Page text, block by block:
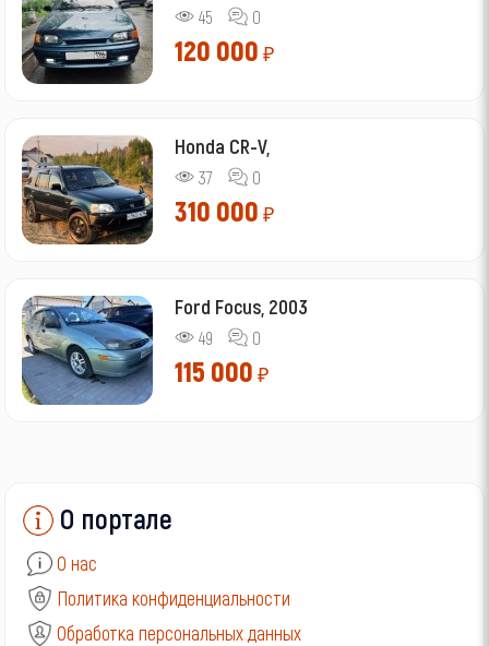
45 0
120 000 ₽
Honda CR-V,
37 0
310 000 ₽
Ford Focus, 2003
49 0
115 000 ₽
О портале
О нас
Политика конфиденциальности
Обработка персональных данных